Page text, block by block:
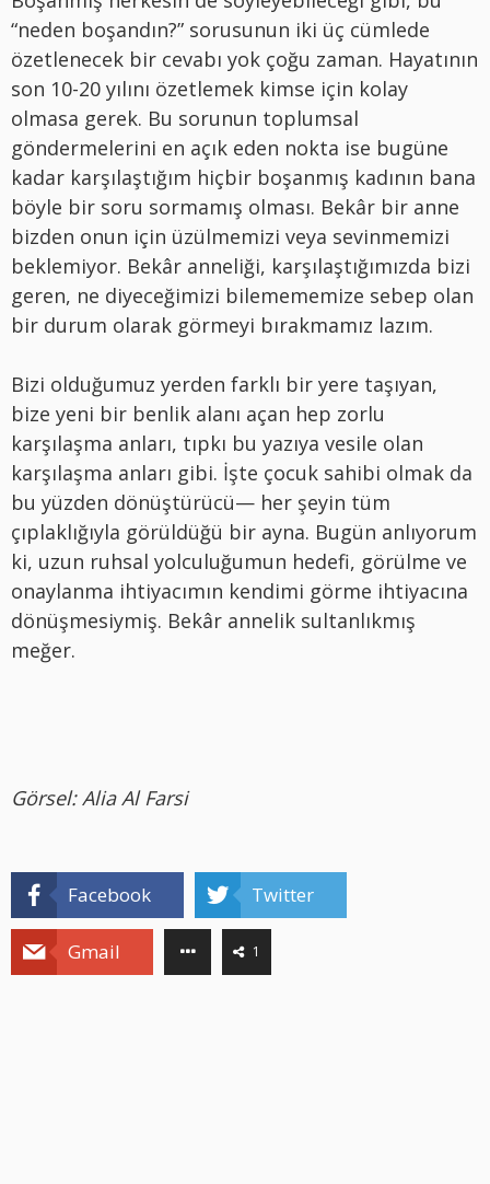
“neden boşandın?” sorusunun iki üç cümlede
özetlenecek bir cevabı yok çoğu zaman. Hayatının
son 10-20 yılını özetlemek kimse için kolay
olmasa gerek. Bu sorunun toplumsal
göndermelerini en açık eden nokta ise bugüne
kadar karşılaştığım hiçbir boşanmış kadının bana
böyle bir soru sormamış olması. Bekâr bir anne
bizden onun için üzülmemizi veya sevinmemizi
beklemiyor. Bekâr anneliği, karşılaştığımızda bizi
geren, ne diyeceğimizi bilemememize sebep olan
bir durum olarak görmeyi bırakmamız lazım.
Bizi olduğumuz yerden farklı bir yere taşıyan,
bize yeni bir benlik alanı açan hep zorlu
karşılaşma anları, tıpkı bu yazıya vesile olan
karşılaşma anları gibi. İşte çocuk sahibi olmak da
bu yüzden dönüştürücü— her şeyin tüm
çıplaklığıyla görüldüğü bir ayna. Bugün anlıyorum
ki, uzun ruhsal yolculuğumun hedefi, görülme ve
onaylanma ihtiyacımın kendimi görme ihtiyacına
dönüşmesiymiş. Bekâr annelik sultanlıkmış
meğer.
Görsel: Alia Al Farsi
Facebook Twitter
Gmail 1